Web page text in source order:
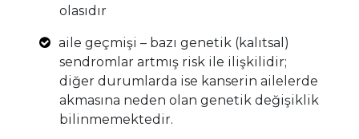
olasıdır
aile geçmişi – bazı genetik (kalıtsal)
sendromlar artmış risk ile ilişkilidir;
diğer durumlarda ise kanserin ailelerde
akmasına neden olan genetik değişiklik
bilinmemektedir.